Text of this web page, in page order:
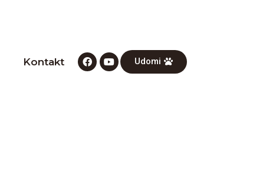
Kontakt Udomi